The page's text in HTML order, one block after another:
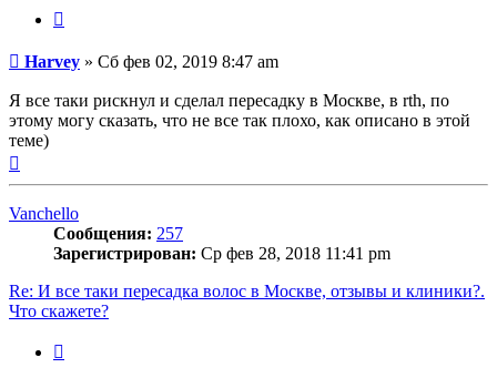
Сообщение
Harvey » Сб фев 02, 2019 8:47 am
Я все таки рискнул и сделал пересадку в Москве, в rth, по
этому могу сказать, что не все так плохо, как описано в этой
теме)
Vanchello
Сообщения: 257
Зарегистрирован: Ср фев 28, 2018 11:41 pm
Re: И все таки пересадка волос в Москве, отзывы и клиники?.
Что скажете?